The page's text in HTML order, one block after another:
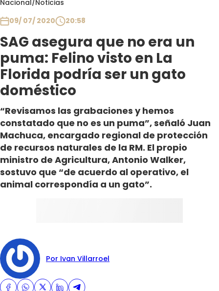
Nacional/Noticias
09/ 07/ 2020
20:58
SAG asegura que no era un
puma: Felino visto en La
Florida podría ser un gato
doméstico
“Revisamos las grabaciones y hemos
constatado que no es un puma”, señaló Juan
Machuca, encargado regional de protección
de recursos naturales de la RM. El propio
ministro de Agricultura, Antonio Walker,
sostuvo que “de acuerdo al operativo, el
animal correspondía a un gato”.
Por Ivan Villarroel
Club De La Comedia
Contigo en Directo
Plan Perfecto
El Tiempo
Sabingo
Todos Los Programas